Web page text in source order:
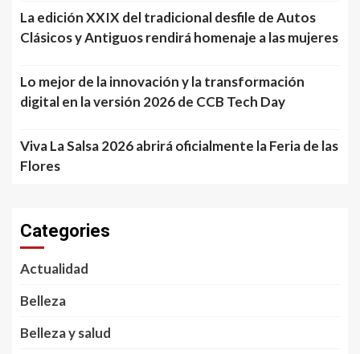
La edición XXIX del tradicional desfile de Autos
Clásicos y Antiguos rendirá homenaje a las mujeres
Lo mejor de la innovación y la transformación
digital en la versión 2026 de CCB Tech Day
Viva La Salsa 2026 abrirá oficialmente la Feria de las
Flores
Categories
Actualidad
Belleza
Belleza y salud